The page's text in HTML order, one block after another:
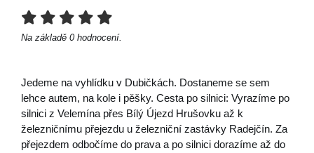
Na základě 0 hodnocení.
Jedeme na vyhlídku v Dubičkách. Dostaneme se sem
lehce autem, na kole i pěšky. Cesta po silnici: Vyrazíme po
silnici z Velemína přes Bílý Újezd Hrušovku až k
železničnímu přejezdu u železniční zastávky Radejčín. Za
přejezdem odbočíme do prava a po silnici dorazíme až do